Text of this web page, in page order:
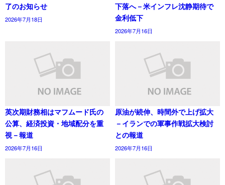
了のお知らせ
2026年7月18日
下落へ－米インフレ沈静期待で
金利低下
2026年7月16日
英次期財務相はマフムード氏の
公算、経済投資・地域配分を重
視－報道
2026年7月16日
原油が続伸、時間外で上げ拡大
－イランでの軍事作戦拡大検討
との報道
2026年7月16日